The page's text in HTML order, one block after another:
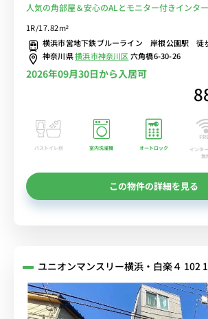
人気の角部屋＆安心のALとモニター付きインタ
安レンタル中！
1R/17.82m²
横浜市営地下鉄ブルーライン 岸根公園駅 徒
神奈川県横浜市神奈川区六角橋6-30-26
2026年09月30日から入居可
バストイレ別 室内洗濯機 オートロック
インタ
無
この物件の詳細を見る
ユニオンマンスリー横浜・白楽４ 102